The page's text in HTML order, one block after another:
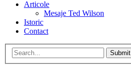
Articole
Mesaje Ted Wilson
Istoric
Contact
Submit